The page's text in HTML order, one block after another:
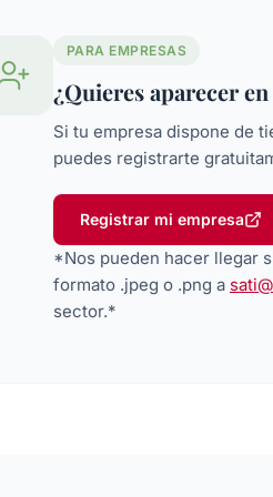
PARA EMPRESAS
¿Quieres aparecer
Si tu empresa dispone de
puedes registrarte
Registrar mi empresa
*Nos pueden hacer llegar
formato .jpeg o .png a
sector.*